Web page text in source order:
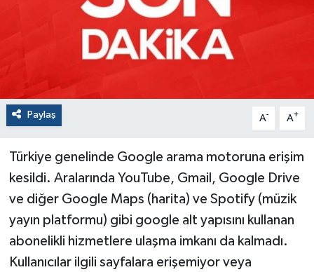
Paylaş A- A+
Türkiye genelinde Google arama motoruna erişim
kesildi. Aralarında YouTube, Gmail, Google Drive
ve diğer Google Maps (harita) ve Spotify (müzik
yayın platformu) gibi google alt yapısını kullanan
abonelikli hizmetlere ulaşma imkanı da kalmadı.
Kullanıcılar ilgili sayfalara erişemiyor veya